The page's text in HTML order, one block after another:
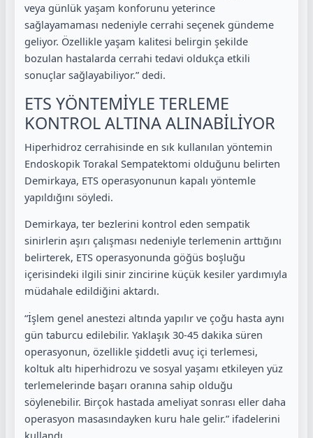
veya günlük yaşam konforunu yeterince
sağlayamaması nedeniyle cerrahi seçenek gündeme
geliyor. Özellikle yaşam kalitesi belirgin şekilde
bozulan hastalarda cerrahi tedavi oldukça etkili
sonuçlar sağlayabiliyor.” dedi.
ETS YÖNTEMİYLE TERLEME
KONTROL ALTINA ALINABİLİYOR
Hiperhidroz cerrahisinde en sık kullanılan yöntemin
Endoskopik Torakal Sempatektomi olduğunu belirten
Demirkaya, ETS operasyonunun kapalı yöntemle
yapıldığını söyledi.
Demirkaya, ter bezlerini kontrol eden sempatik
sinirlerin aşırı çalışması nedeniyle terlemenin arttığını
belirterek, ETS operasyonunda göğüs boşluğu
içerisindeki ilgili sinir zincirine küçük kesiler yardımıyla
müdahale edildiğini aktardı.
“İşlem genel anestezi altında yapılır ve çoğu hasta aynı
gün taburcu edilebilir. Yaklaşık 30-45 dakika süren
operasyonun, özellikle şiddetli avuç içi terlemesi,
koltuk altı hiperhidrozu ve sosyal yaşamı etkileyen yüz
terlemelerinde başarı oranına sahip olduğu
söylenebilir. Birçok hastada ameliyat sonrası eller daha
operasyon masasındayken kuru hale gelir.” ifadelerini
kullandı.